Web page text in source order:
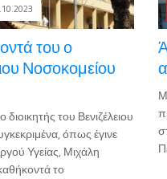
του ο
Νοσοκομείου
του Βενιζέλειου
όπως έγινε
Υγείας, Μιχάλη
το